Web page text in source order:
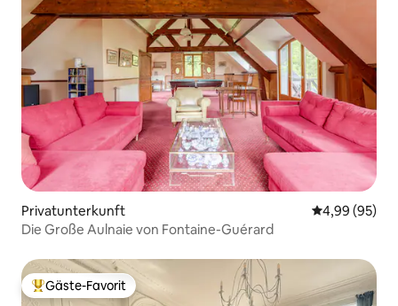
Privatunterkunft
4,99 (95)
Die Große Aulnaie von Fontaine-Guérard
Beliebter Gäste-Favorit.
Gäste-Favorit